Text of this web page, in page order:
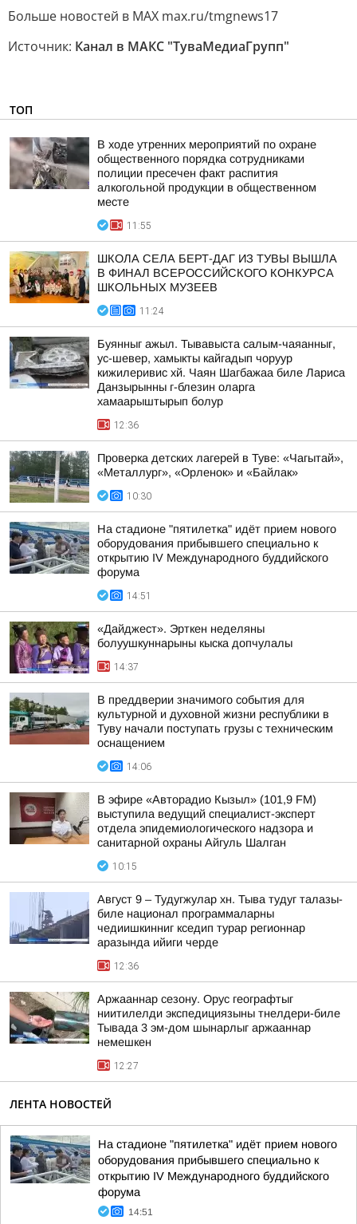
Больше новостей в МАХ max.ru/tmgnews17
Источник: Канал в МАКС "ТуваМедиаГрупп"
ТОП
В ходе утренних мероприятий по охране
общественного порядка сотрудниками
полиции пресечен факт распития
алкогольной продукции в общественном
месте
11:55
ШКОЛА СЕЛА БЕРТ-ДАГ ИЗ ТУВЫ ВЫШЛА
В ФИНАЛ ВСЕРОССИЙСКОГО КОНКУРСА
ШКОЛЬНЫХ МУЗЕЕВ
11:24
Буянныг ажыл. Тывавыста салым-чаяанныг,
ус-шевер, хамыкты кайгадып чоруур
кижилеривис хй. Чаян Шагбажаа биле Лариса
Данзырынны г-блезин оларга
хамаарыштырып болур
12:36
Проверка детских лагерей в Туве: «Чагытай»,
«Металлург», «Орленок» и «Байлак»
10:30
На стадионе "пятилетка" идёт прием нового
оборудования прибывшего специально к
открытию IV Международного буддийского
форума
14:51
«Дайджест». Эрткен неделяны
болуушкуннарыны кыска допчулалы
14:37
В преддверии значимого события для
культурной и духовной жизни республики в
Туву начали поступать грузы с техническим
оснащением
14:06
В эфире «Авторадио Кызыл» (101,9 FM)
выступила ведущий специалист-эксперт
отдела эпидемиологического надзора и
санитарной охраны Айгуль Шалган
10:15
Август 9 – Тудугжулар хн. Тыва тудуг талазы-
биле национал программаларны
чедиишкинниг кседип турар регионнар
аразында ийиги черде
12:36
Аржааннар сезону. Орус географтыг
ниитилелди экспедициязыны тнелдери-биле
Тывада 3 эм-дом шынарлыг аржааннар
немешкен
12:27
ЛЕНТА НОВОСТЕЙ
На стадионе "пятилетка" идёт прием нового
оборудования прибывшего специально к
открытию IV Международного буддийского
форума
14:51